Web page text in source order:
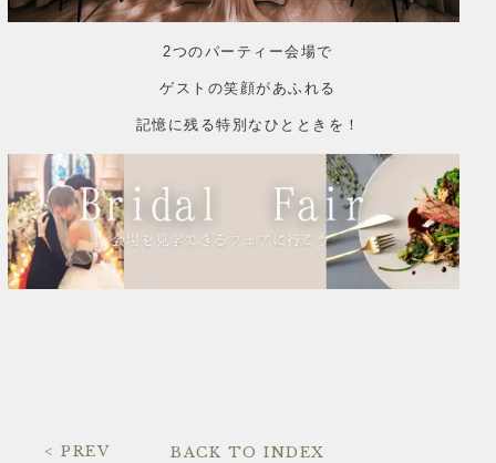
2つのパーティー会場で
ゲストの笑顔があふれる
記憶に残る特別なひとときを！
< PREV BACK TO INDEX